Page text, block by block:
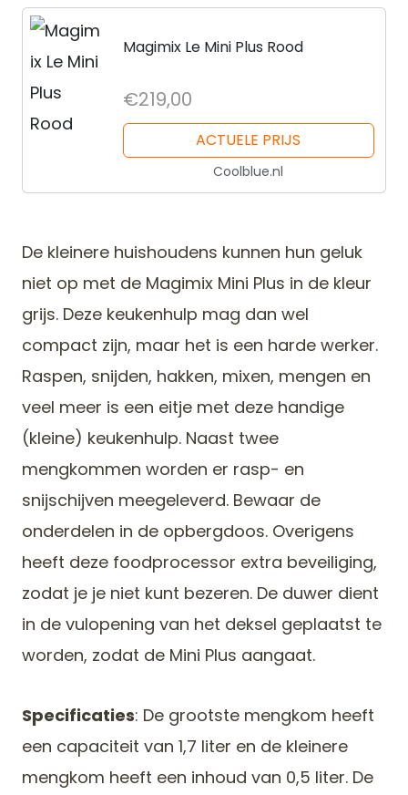
Magimix Le Mini Plus Rood
€219,00
ACTUELE PRIJS
Coolblue.nl
De kleinere huishoudens kunnen hun geluk
niet op met de Magimix Mini Plus in de kleur
grijs. Deze keukenhulp mag dan wel
compact zijn, maar het is een harde werker.
Raspen, snijden, hakken, mixen, mengen en
veel meer is een eitje met deze handige
(kleine) keukenhulp. Naast twee
mengkommen worden er rasp- en
snijschijven meegeleverd. Bewaar de
onderdelen in de opbergdoos. Overigens
heeft deze foodprocessor extra beveiliging,
zodat je je niet kunt bezeren. De duwer dient
in de vulopening van het deksel geplaatst te
worden, zodat de Mini Plus aangaat.
Specificaties: De grootste mengkom heeft
een capaciteit van 1,7 liter en de kleinere
mengkom heeft een inhoud van 0,5 liter. De